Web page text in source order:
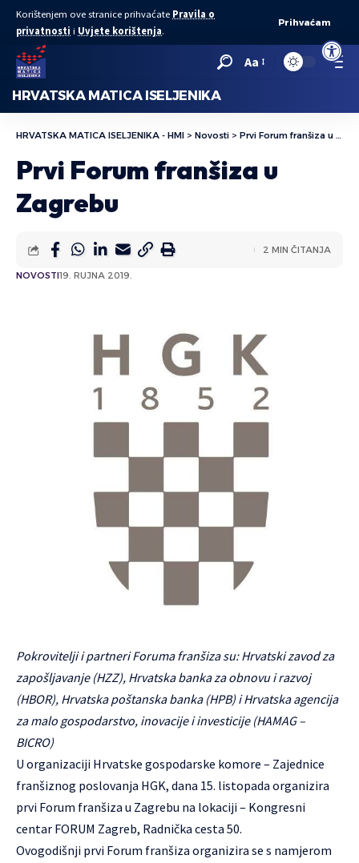
Open
Korištenjem ove stranice prihvaćate Pravila o
privatnosti i Uvjete korištenja.
Prihvaćam
Aa
HRVATSKA MATICA ISELJENIKA
HRVATSKA MATICA ISELJENIKA - HMI > Novosti > Prvi Forum franšiza u Zagrebu
Prvi Forum franšiza u
Zagrebu
NOVOSTI19. RUJNA 2019.
2 MIN ČITANJA
Pokrovitelji i partneri Foruma franšiza su: Hrvatski zavod za
zapošljavanje (HZZ), Hrvatska banka za obnovu i razvoj
(HBOR), Hrvatska poštanska banka (HPB) i Hrvatska agencija
za malo gospodarstvo, inovacije i investicije (HAMAG –
BICRO)
U organizaciji Hrvatske gospodarske komore – Zajednice
franšiznog poslovanja HGK, dana 15. listopada organizira
prvi Forum franšiza u Zagrebu na lokaciji – Kongresni
centar FORUM Zagreb, Radnička cesta 50.
Ovogodišnji prvi Forum franšiza organizira se s namjerom